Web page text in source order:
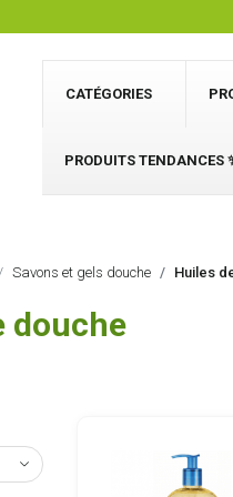
CATÉGORIES
PRODUITS TENDANCES
Savons et gels douche Huiles
douche